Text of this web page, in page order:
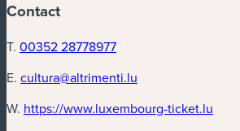
Contact
T. 00352 28778977
E. cultura@altrimenti.lu
W. https://www.luxembourg-ticket.lu